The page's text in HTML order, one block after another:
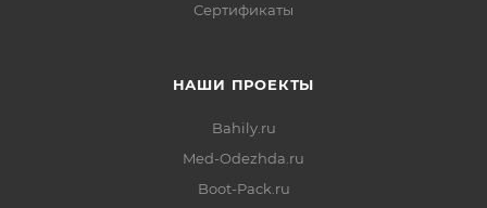
Сертификаты
НАШИ ПРОЕКТЫ
Bahily.ru
Med-Odezhda.ru
Boot-Pack.ru